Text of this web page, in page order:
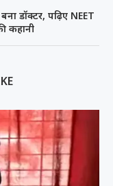
डॉक्टर, पढ़िए NEET
कहानी